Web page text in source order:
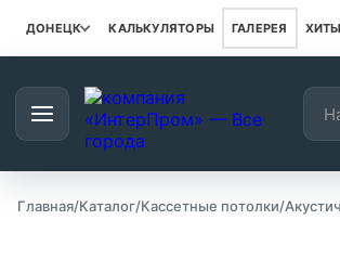
ДОНЕЦК КАЛЬКУЛЯТОРЫ ГАЛЕРЕЯ
Наш каталог
Главная/Каталог/Кассетные потолки/